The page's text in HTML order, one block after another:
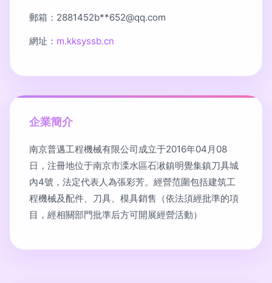
郵箱：2881452b**652@qq.com
網址： m.kksyssb.cn
企業簡介
南京普邁工程機械有限公司成立于2016年04月08
日，注冊地位于南京市溧水區石湫鎮明覺集鎮刀具城
內4號，法定代表人為張彩芳。經營范圍包括建筑工
程機械及配件、刀具、模具銷售（依法須經批準的項
目，經相關部門批準后方可開展經營活動）